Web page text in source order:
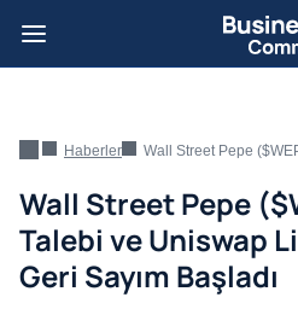
Haberler Wall Street Pepe ($WEPE) Token
Wall Street Pepe
Talebi ve Uniswap
Geri Sayım Başladı